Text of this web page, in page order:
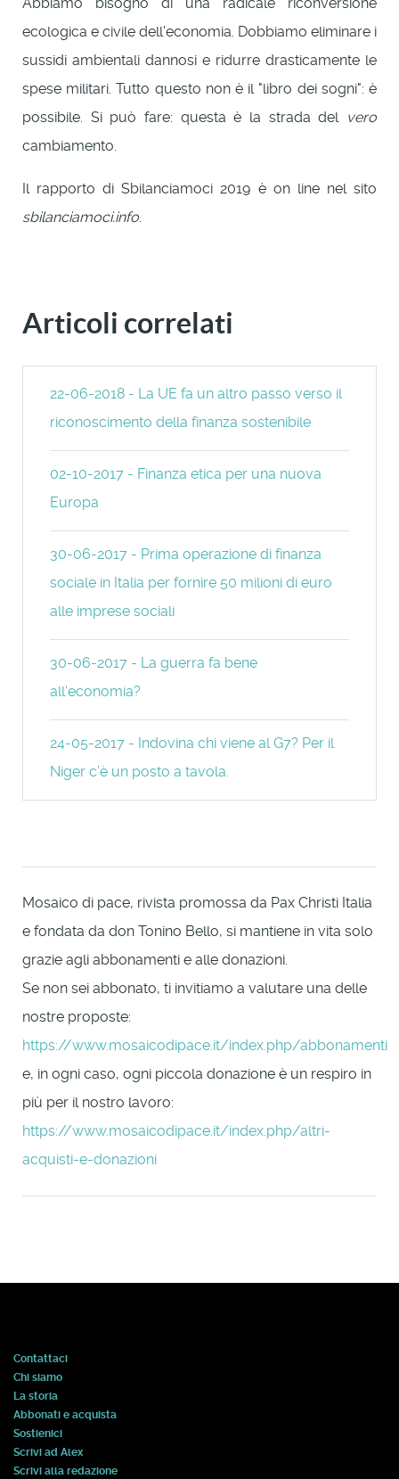
ecologica e civile dell'economia. Dobbiamo eliminare i
sussidi ambientali dannosi e ridurre drasticamente le
spese militari. Tutto questo non è il "libro dei sogni": è
possibile. Si può fare: questa è la strada del
vero
cambiamento.
Il rapporto di Sbilanciamoci 2019 è on line nel sito
sbilanciamoci.info
Articoli correlati
22-06-2018 - La UE fa un altro passo verso il
riconoscimento della finanza sostenibile
02-10-2017 - Finanza etica per una nuova
Europa
30-06-2017 - Prima operazione di finanza
sociale in Italia per fornire 50 milioni di euro
alle imprese sociali
30-06-2017 - La guerra fa bene
all'economia?
24-05-2017 - Indovina chi viene al G7? Per il
Niger c’è un posto a tavola.
Mosaico di pace, rivista promossa da Pax Christi Italia
e fondata da don Tonino Bello, si mantiene in vita solo
grazie agli abbonamenti e alle donazioni.
Se non sei abbonato, ti invitiamo a valutare una delle
nostre proposte:
https://www.mosaicodipace.it/index.php/abbonamenti
e, in ogni caso, ogni piccola donazione è un respiro in
più per il nostro lavoro:
https://www.mosaicodipace.it/index.php/altri-
acquisti-e-donazioni
Contattaci
Chi siamo
La storia
Abbonati e acquista
Sostienici
Scrivi ad Alex
Scrivi alla redazione